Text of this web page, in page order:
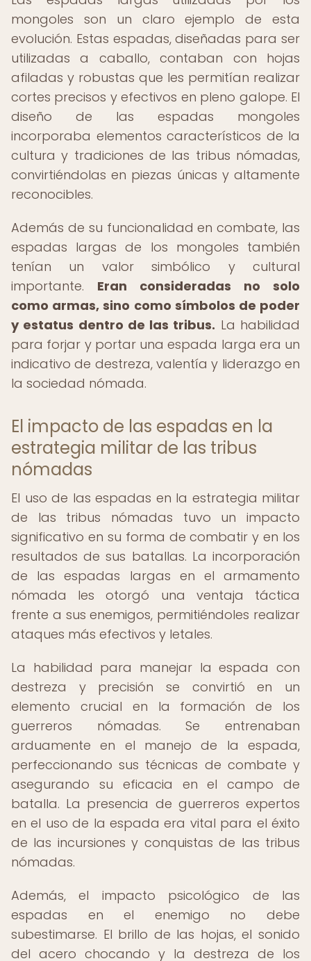
mongoles son un claro ejemplo de esta
evolución. Estas espadas, diseñadas para ser
utilizadas a caballo, contaban con hojas
afiladas y robustas que les permitían realizar
cortes precisos y efectivos en pleno galope. El
diseño de las espadas mongoles
incorporaba elementos característicos de la
cultura y tradiciones de las tribus nómadas,
convirtiéndolas en piezas únicas y altamente
reconocibles.
Además de su funcionalidad en combate, las
espadas largas de los mongoles también
tenían un valor simbólico y cultural
importante. Eran consideradas no solo
como armas, sino como símbolos de poder
y estatus dentro de las tribus. La habilidad
para forjar y portar una espada larga era un
indicativo de destreza, valentía y liderazgo en
la sociedad nómada.
El impacto de las espadas en la
estrategia militar de las tribus
nómadas
El uso de las espadas en la estrategia militar
de las tribus nómadas tuvo un impacto
significativo en su forma de combatir y en los
resultados de sus batallas. La incorporación
de las espadas largas en el armamento
nómada les otorgó una ventaja táctica
frente a sus enemigos, permitiéndoles realizar
ataques más efectivos y letales.
La habilidad para manejar la espada con
destreza y precisión se convirtió en un
elemento crucial en la formación de los
guerreros nómadas. Se entrenaban
arduamente en el manejo de la espada,
perfeccionando sus técnicas de combate y
asegurando su eficacia en el campo de
batalla. La presencia de guerreros expertos
en el uso de la espada era vital para el éxito
de las incursiones y conquistas de las tribus
nómadas.
Además, el impacto psicológico de las
espadas en el enemigo no debe
subestimarse. El brillo de las hojas, el sonido
del acero chocando y la destreza de los